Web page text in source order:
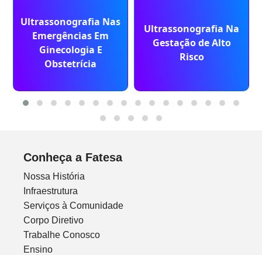
Ultrassonografia Nas
Emergências Em
Ginecologia E
Obstetrícia
Ultrassonografia Na
Gestação de Alto
Risco
Conheça a Fatesa
Nossa História
Infraestrutura
Serviços à Comunidade
Corpo Diretivo
Trabalhe Conosco
Ensino